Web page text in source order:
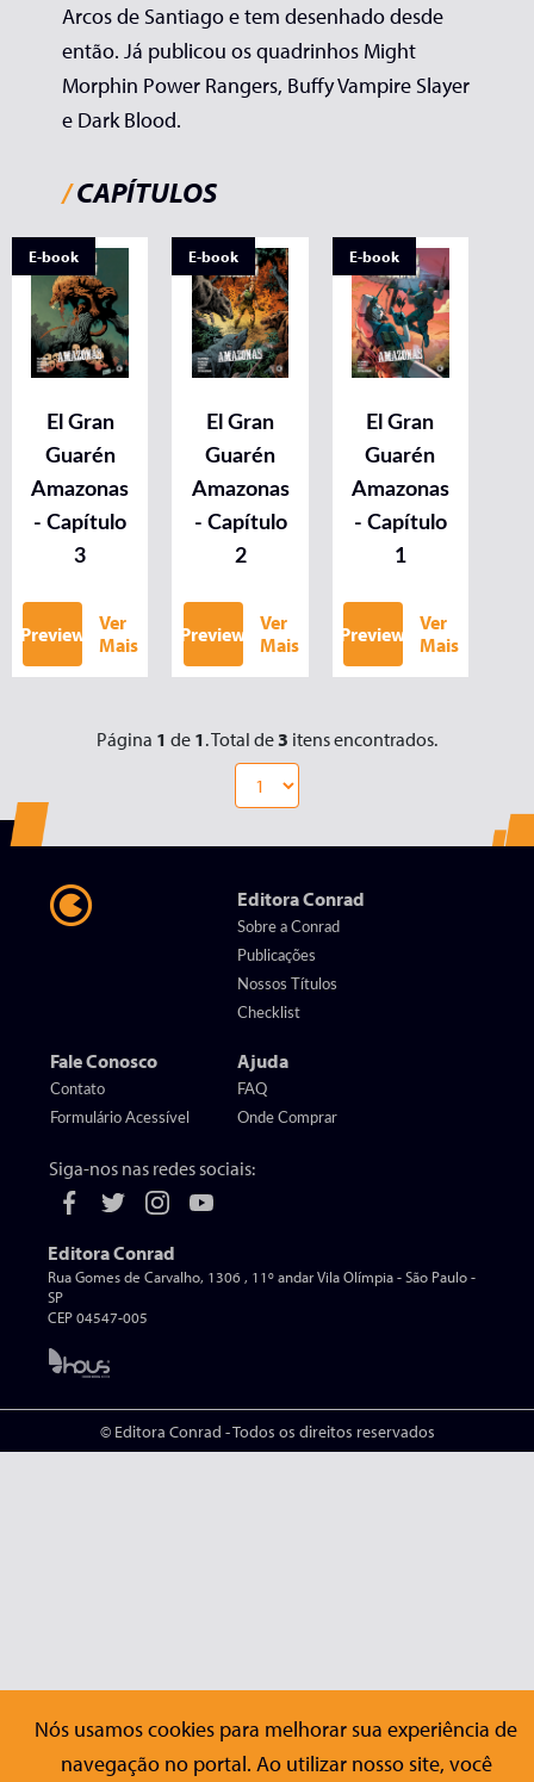
Arcos de Santiago e tem desenhado desde
então. Já publicou os quadrinhos Might
Morphin Power Rangers, Buffy Vampire Slayer
e Dark Blood.
/CAPÍTULOS
E-book
El Gran
Guarén
Amazonas
- Capítulo
3
Preview
Ver
Mais
E-book
El Gran
Guarén
Amazonas
- Capítulo
2
Preview
Ver
Mais
E-book
El Gran
Guarén
Amazonas
- Capítulo
1
Preview
Ver
Mais
Página 1 de 1. Total de3 itens encontrados.
Editora Conrad
Sobre a Conrad
Publicações
Nossos Títulos
Checklist
Fale Conosco
Contato
Formulário Acessível
Ajuda
FAQ
Onde Comprar
Siga-nos nas redes sociais:
Editora Conrad
Rua Gomes de Carvalho, 1306 , 11º andar Vila Olímpia - São Paulo -
SP
CEP 04547-005
© Editora Conrad - Todos os direitos reservados
Nós usamos cookies para melhorar sua experiência de
navegação no portal. Ao utilizar nosso site, você